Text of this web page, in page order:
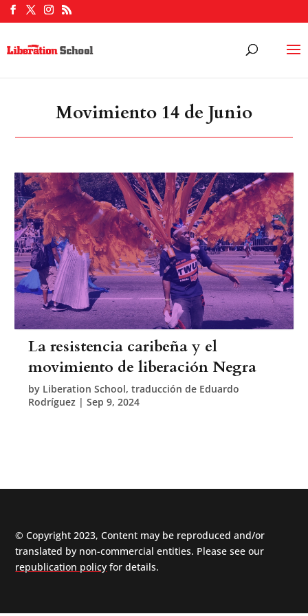
Movimiento 14 de Junio
La resistencia caribeña y el
movimiento de liberación Negra
by Liberation School, traducción de Eduardo
Rodríguez |Sep 9, 2024
© Copyright 2023, Content may be reproduced and/or
translated by non-commercial entities. Please see our
republication policy for details.